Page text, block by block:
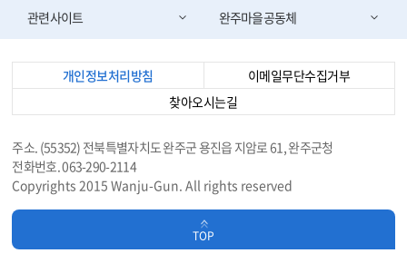
관련사이트 완주마을공동체
개인정보처리방침
이메일무단수집거부
찾아오시는길
주소. (55352) 전북특별자치도 완주군 용진읍 지암로 61, 완주군청
전화번호. 063-290-2114
Copyrights 2015 Wanju-Gun. All rights reserved
TOP